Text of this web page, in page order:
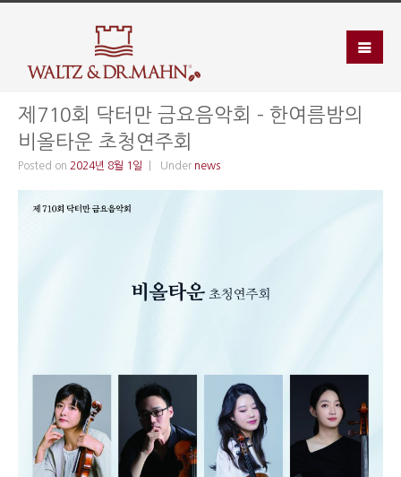
제710회 닥터만 금요음악회 – 한여름밤의
비올타운 초청연주회
Posted on 2024년 8월 1일 Under news